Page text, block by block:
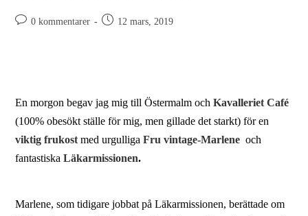
0 kommentarer 12 mars, 2019
En morgon begav jag mig till Östermalm ochKavalleriet Café
(100% obesökt ställe för mig, men gillade det starkt) för en
viktig frukost med urgulligaFru vintage-Marleneoch
fantastiskaLäkarmissionen.
Marlene, som tidigare jobbat på Läkarmissionen, berättade om